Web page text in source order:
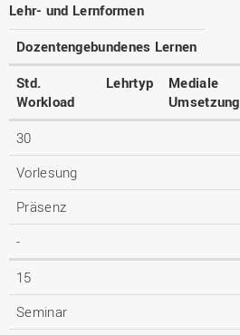
Lehr- und Lernformen
Dozentengebundenes Lernen
Std.
Workload
Lehrtyp
Mediale
Umsetzung
30
Vorlesung
Präsenz
-
15
Seminar